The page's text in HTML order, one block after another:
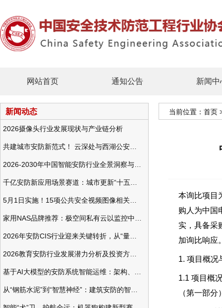
网站首页 通知公告 新闻中
新闻动态
2026摄像头行业发展现状与产业链分析
当前位置： 首页
本询比项目
购人为中国
实，具备采
加询比响应
1. 项目概况
1.1 项目概
（第一部